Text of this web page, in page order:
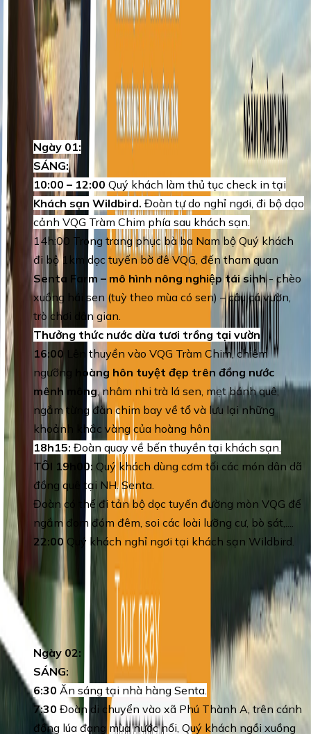
Travel Itinerary
Day 1
TOUR TRÀM CHIM - VỀ QUÊ MÙA
NƯỚC NỔI 2N1Đ
Ngày 01:
SÁNG:
10:00 – 12:00 Quý khách làm thủ tục check in tại
Khách sạn Wildbird. Đoàn tự do nghỉ ngơi, đi bộ dạo
cảnh VQG Tràm Chim phía sau khách sạn.
14h:00 Trong trang phục bà ba Nam bộ Quý khách
đi bộ 1km dọc tuyến bờ đê VQG, đến tham quan
Senta Farm – mô hình nông nghiệp tái sinh- chèo
xuồng hái sen (tuỳ theo mùa có sen) – câu cá vườn,
trò chơi dân gian.
Thưởng thức nước dừa tươi trồng tại vườn
16:00
Lên thuyền vào VQG Tràm Chim, chiêm
ngưỡng
hoàng hôn tuyệt đẹp trên đồng nước
mênh mông , nhâm nhi trà lá sen, mẹt bánh quê,
ngắm từng đàn chim bay về tổ và lưu lại những
khoảnh khắc vàng của hoàng hôn
18h15: Đoàn quay về bến thuyền tại khách sạn.
TÔI 19h00: Quý khách dùng cơm tối các món dân dã
đồng quê tại NH. Senta.
Đoàn có thể đi tản bộ dọc tuyến đường mòn VQG để
ngắm đom đóm đêm, soi các loài lưỡng cư, bò sát,....
22:00Quý khách nghỉ ngơi tại khách sạn Wildbird.
Day 2 :TOUR TRÀM CHIM - VỀ QUÊ MÙA
NƯỚC NỔI 2N1Đ
Ngày 02:
SÁNG:
6:30 Ăn sáng tại nhà hàng Senta.
7:30 Đoàn di chuyển vào xã Phú Thành A, trên cánh
đồng lúa đang mùa nước nổi, Quý khách ngồi xuồng